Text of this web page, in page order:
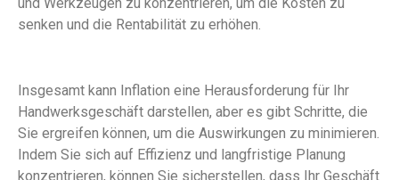
senken und die Rentabilität zu erhöhen.
Insgesamt kann Inflation eine Herausforderung für Ihr
Handwerksgeschäft darstellen, aber es gibt Schritte, die
Sie ergreifen können, um die Auswirkungen zu minimieren.
Indem Sie sich auf Effizienz und langfristige Planung
konzentrieren, können Sie sicherstellen, dass Ihr Geschäft